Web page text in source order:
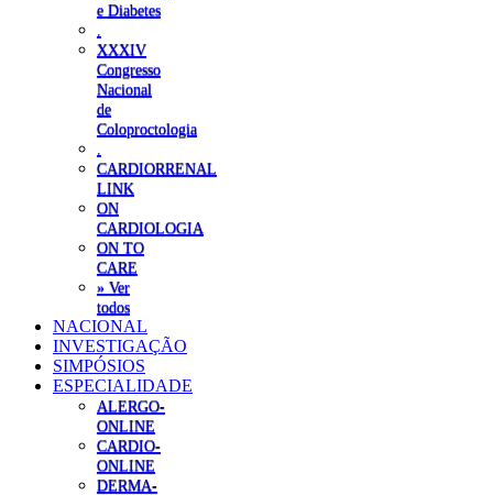
e Diabetes
XXXIV
Congresso
Nacional
de
Coloproctologia
CARDIORRENAL
LINK
ON
CARDIOLOGIA
ON TO
CARE
» Ver
todos
NACIONAL
INVESTIGAÇÃO
SIMPÓSIOS
ESPECIALIDADE
ALERGO-
ONLINE
CARDIO-
ONLINE
DERMA-